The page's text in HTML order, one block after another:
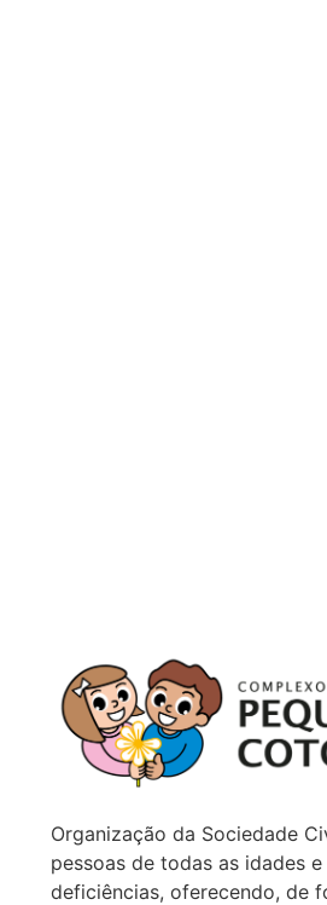
Organização da Sociedade
pessoas de todas as idades
deficiências, oferecendo, de